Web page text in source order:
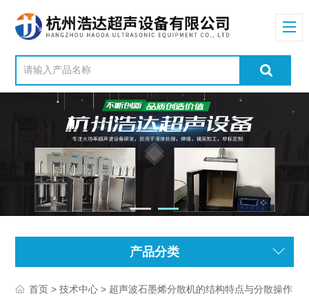
产品分类
首页 >技术中心 > 超声波石墨烯分散机的结构特点与分散操作